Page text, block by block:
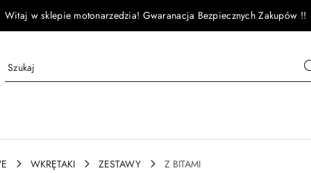
Witaj w sklepie motonarzedzia! Gwaranacja Bezpiecznych Zakupów !!
WKRĘTAKI ZESTAWY
Z BITAMI